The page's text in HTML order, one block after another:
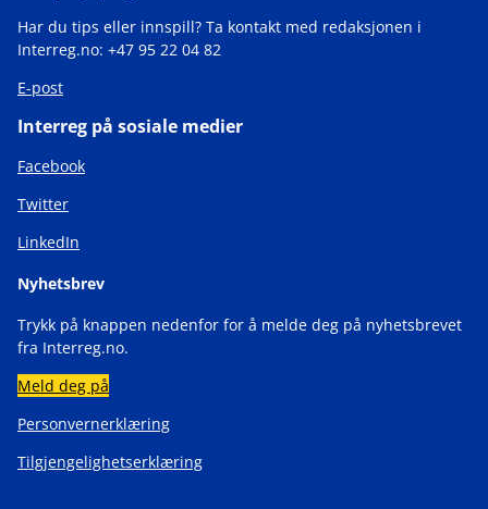
Har du tips eller innspill? Ta kontakt med redaksjonen i
Interreg.no: +47 95 22 04 82
E-post
Interreg på sosiale medier
Facebook
Twitter
LinkedIn
Nyhetsbrev
Trykk på knappen nedenfor for å melde deg på nyhetsbrevet
fra Interreg.no.
Meld deg på
Personvernerklæring
Tilgjengelighetserklæring